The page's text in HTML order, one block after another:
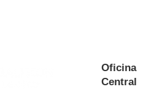
Oficina
Central